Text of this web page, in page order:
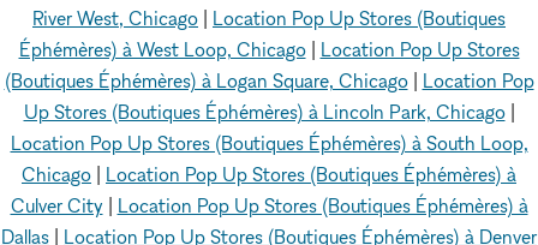
River West, Chicago
Location Pop Up Stores (Boutiques
Éphémères) à West Loop, Chicago| Location Pop Up Stores
(Boutiques Éphémères) à Logan Square, Chicago| Location Pop
Up Stores (Boutiques Éphémères) à Lincoln Park, Chicago|
Location Pop Up Stores (Boutiques Éphémères) à South Loop,
Chicago
Location Pop Up Stores (Boutiques Éphémères) à
Culver City
Location Pop Up Stores (Boutiques Éphémères) à
Dallas
Location Pop Up Stores (Boutiques Éphémères) à Denver